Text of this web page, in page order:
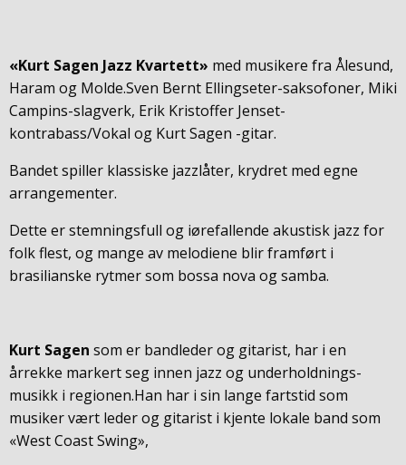
«Kurt Sagen Jazz Kvartett» med musikere fra Ålesund,
Haram og Molde.Sven Bernt Ellingseter-saksofoner, Miki
Campins-slagverk, Erik Kristoffer Jenset-
kontrabass/Vokal og Kurt Sagen -gitar.
Bandet spiller klassiske jazzlåter, krydret med egne
arrangementer.
Dette er stemningsfull og iørefallende akustisk jazz for
folk flest, og mange av melodiene blir framført i
brasilianske rytmer som bossa nova og samba.
Kurt Sagen som er bandleder og gitarist, har i en
årrekke markert seg innen jazz og underholdnings-
musikk i regionen.Han har i sin lange fartstid som
musiker vært leder og gitarist i kjente lokale band som
«West Coast Swing»,